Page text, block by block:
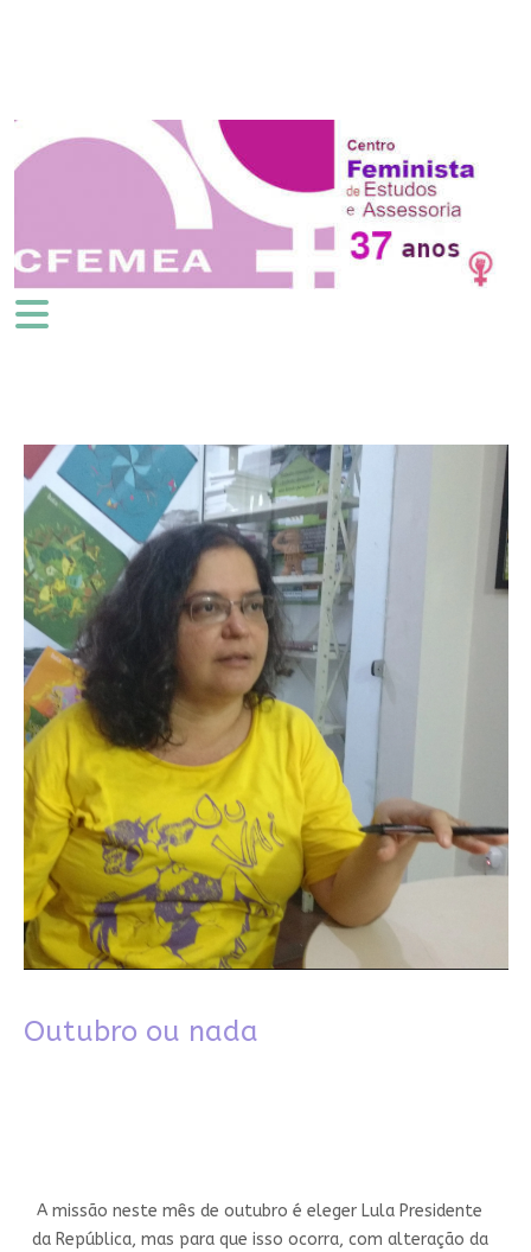
Outubro ou nada
A missão neste mês de outubro é eleger Lula Presidente
da República, mas para que isso ocorra, com alteração da